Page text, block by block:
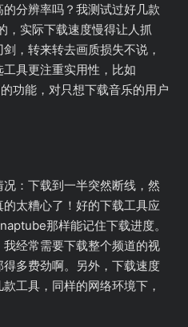
分辨率吗？我测试过好几款
，实际下载速度慢得让人抓
，转来转去画质损失不说，
具更注重实用性，比如
功能，对只想下载音乐的用户
：下载到一半突然断线，然
太糟心了！好的下载工具应
那样能记住下载进度。
经常需要下载整个频道的视
多费劲啊。另外，下载速度
工具，同样的网络环境下，